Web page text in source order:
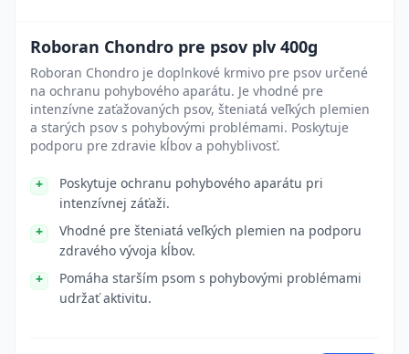
Roboran Chondro pre psov plv 400g
Roboran Chondro je doplnkové krmivo pre psov určené
na ochranu pohybového aparátu. Je vhodné pre
intenzívne zaťažovaných psov, šteniatá veľkých plemien
a starých psov s pohybovými problémami. Poskytuje
podporu pre zdravie kĺbov a pohyblivosť.
Poskytuje ochranu pohybového aparátu pri
intenzívnej záťaži.
Vhodné pre šteniatá veľkých plemien na podporu
zdravého vývoja kĺbov.
Pomáha starším psom s pohybovými problémami
udržať aktivitu.